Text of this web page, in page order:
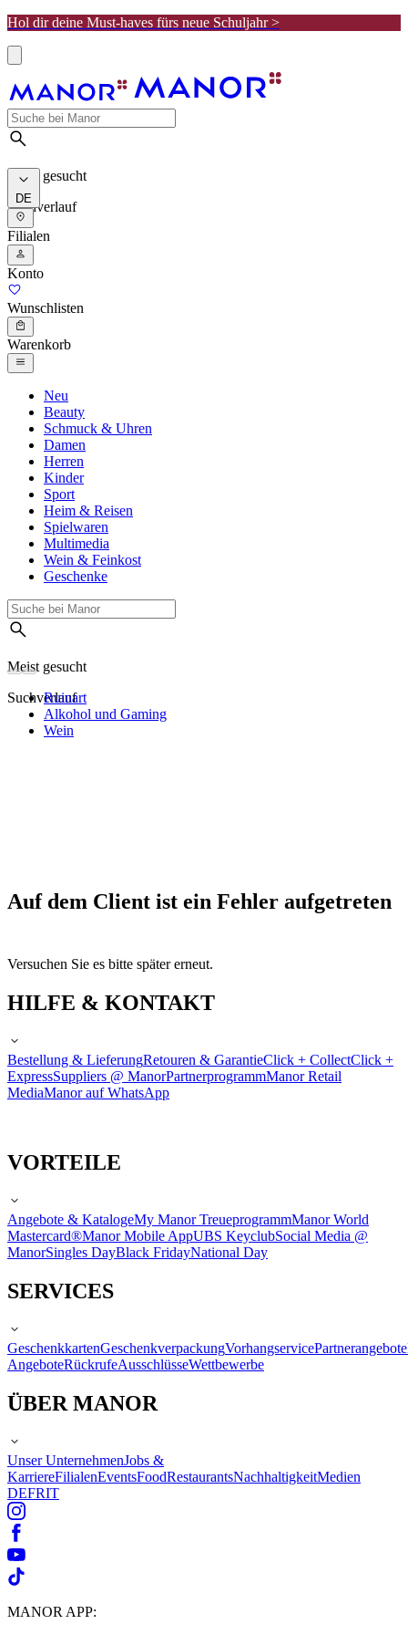
Hol dir deine Must-haves fürs neue Schuljahr >
Meist gesucht
Suchverlauf
DE
Filialen
Konto
Wunschlisten
Warenkorb
Neu
Beauty
Schmuck & Uhren
Damen
Herren
Kinder
Sport
Heim & Reisen
Spielwaren
Multimedia
Wein & Feinkost
Geschenke
Meist gesucht
Suchverlauf
Ruinart
Alkohol und Gaming
Wein
Auf dem Client ist ein Fehler aufgetreten
Versuchen Sie es bitte später erneut.
HILFE & KONTAKT
Bestellung & LieferungRetouren & GarantieClick + CollectClick +
ExpressSuppliers @ ManorPartnerprogrammManor Retail
MediaManor auf WhatsApp
VORTEILE
Angebote & KatalogeMy Manor TreueprogrammManor World
Mastercard®Manor Mobile AppUBS KeyclubSocial Media @
ManorSingles DayBlack FridayNational Day
SERVICES
GeschenkkartenGeschenkverpackungVorhangservicePartnerangebote
AngeboteRückrufeAusschlüsseWettbewerbe
ÜBER MANOR
Unser UnternehmenJobs &
KarriereFilialenEventsFoodRestaurantsNachhaltigkeitMedien
DEFRIT
MANOR APP: